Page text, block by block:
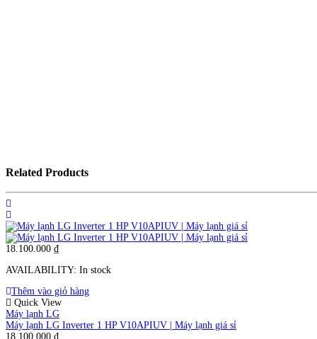
Related Products
18.100.000 ₫
AVAILABILITY: In stock
Thêm vào giỏ hàng
Quick View
Máy lạnh LG
Máy lạnh LG Inverter 1 HP V10APIUV | Máy lạnh giá sỉ
18.100.000 ₫